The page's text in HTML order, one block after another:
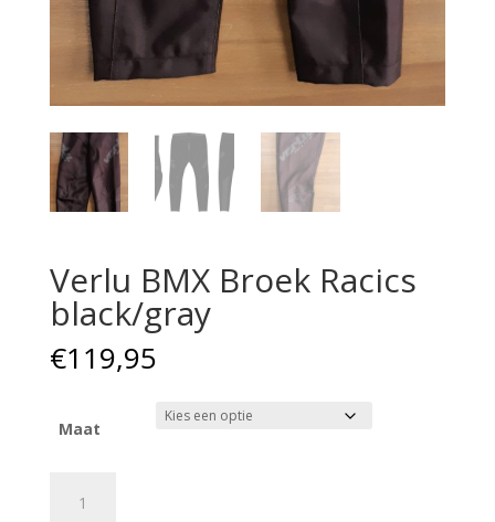
Verlu BMX Broek Racics
black/gray
€119,95
Maat